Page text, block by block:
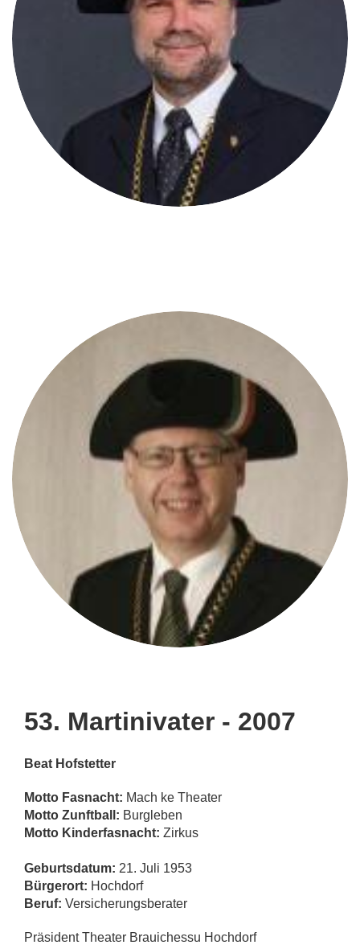
53. Martinivater - 2007
Beat Hofstetter
Motto Fasnacht: Mach ke Theater
Motto Zunftball: Burgleben
Motto Kinderfasnacht: Zirkus
Geburtsdatum: 21. Juli 1953
Bürgerort: Hochdorf
Beruf: Versicherungsberater
Präsident Theater Brauichessu Hochdorf